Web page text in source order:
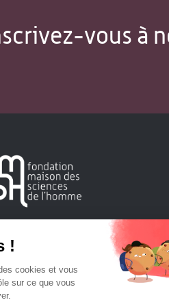
vous à
en 1963, la Fondation Maison
la recherche et la diffusion des
humaines et sociales.